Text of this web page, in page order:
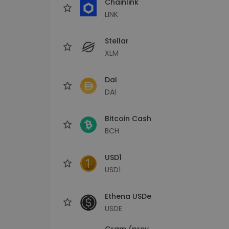
LINK
Stellar
XLM
Dai
DAI
Bitcoin Cash
BCH
USD1
USD1
Ethena USDe
USDE